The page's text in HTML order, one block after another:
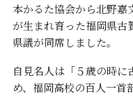
本かるた協会から北野嘉
が生まれ育った福岡県古
県議が同席しました。
自見名人は「５歳の時
め、福岡高校の百人一首